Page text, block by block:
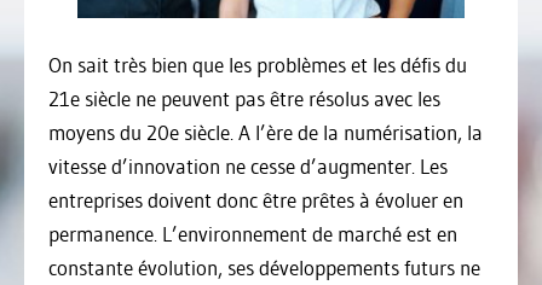
On sait très bien que les problèmes et les défis du
21e siècle ne peuvent pas être résolus avec les
moyens du 20e siècle. A l’ère de la numérisation, la
vitesse d’innovation ne cesse d’augmenter. Les
entreprises doivent donc être prêtes à évoluer en
permanence. L’environnement de marché est en
constante évolution, ses développements futurs ne